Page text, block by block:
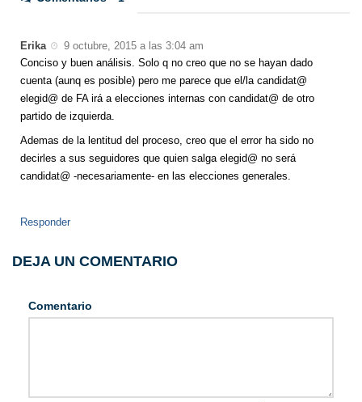
Erika
9 octubre, 2015 a las 3:04 am
Conciso y buen análisis. Solo q no creo que no se hayan dado
cuenta (aunq es posible) pero me parece que el/la candidat@
elegid@ de FA irá a elecciones internas con candidat@ de otro
partido de izquierda.
Ademas de la lentitud del proceso, creo que el error ha sido no
decirles a sus seguidores que quien salga elegid@ no será
candidat@ -necesariamente- en las elecciones generales.
Responder
DEJA UN COMENTARIO
Comentario